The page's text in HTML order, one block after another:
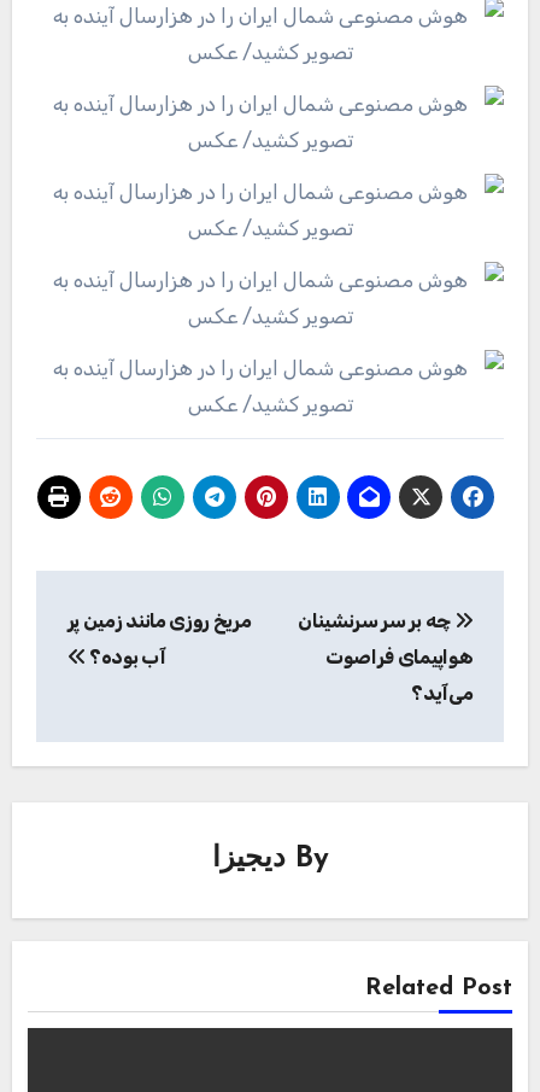
نوشته
چه بر سر سرنشینان
هواپیمای فراصوت
می‌آید؟
مریخ روزی مانند زمین پر
آب بوده؟
By دیجیزا
Related Post